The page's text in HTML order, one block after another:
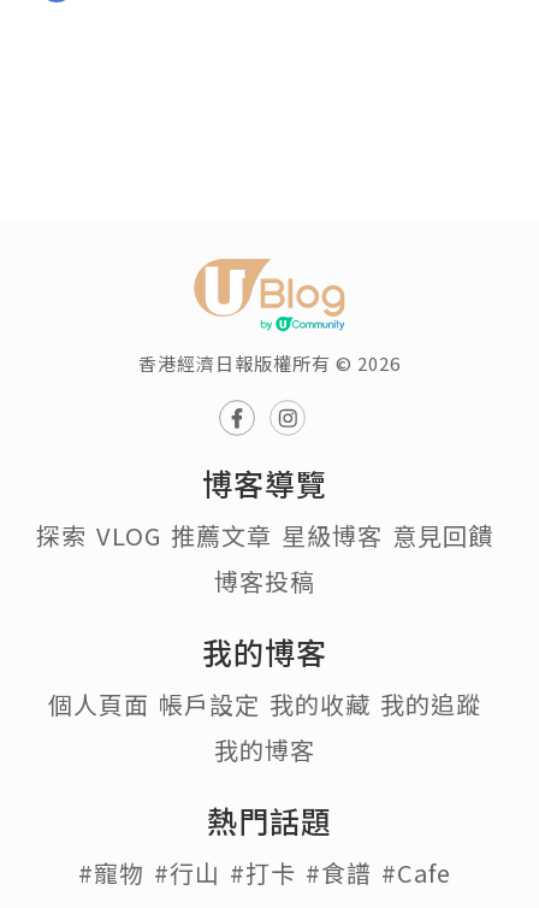
香港經濟日報版權所有 © 2026
博客導覽
探索 VLOG 推薦文章 星級博客 意見回饋
博客投稿
我的博客
個人頁面 帳戶設定 我的收藏 我的追蹤
我的博客
熱門話題
#寵物 #行山 #打卡 #食譜 #Cafe